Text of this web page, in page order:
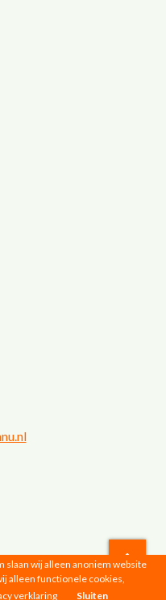
|Privacyverklaring
slaan wij alleen anoniem website
alleen functionele cookies,
verklaring Sluiten